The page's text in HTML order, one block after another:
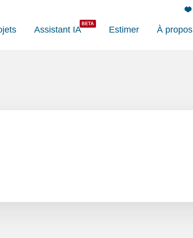
Assistant IA Estimer À propos